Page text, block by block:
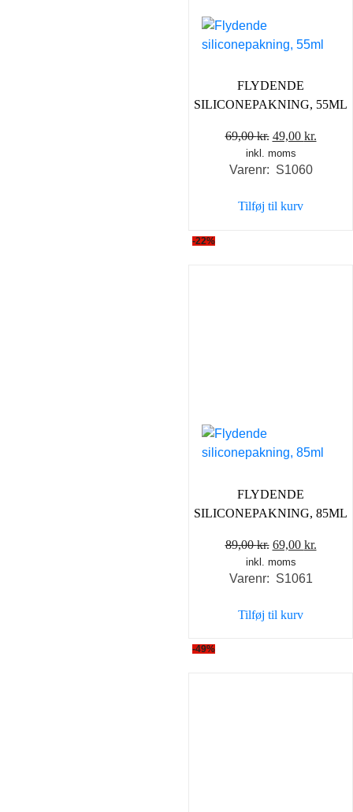
FLYDENDE
SILICONEPAKNING, 55ML
69,00kr. Den
oprindelige
pris
69,00 kr..
49,00 kr.
inkl. moms
Varenr: S1060
Tilføj til kurv
-22%
FLYDENDE
SILICONEPAKNING, 85ML
89,00kr. Den
oprindelige
pris
89,00 kr..
69,00 kr.
inkl. moms
Varenr: S1061
Tilføj til kurv
-49%